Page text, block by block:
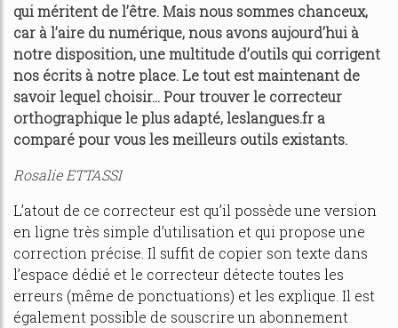
qui méritent de l’être. Mais nous sommes chanceux,
car à l’aire du numérique, nous avons aujourd’hui à
notre disposition, une multitude d’outils qui corrigent
nos écrits à notre place. Le tout est maintenant de
savoir lequel choisir… Pour trouver le correcteur
orthographique le plus adapté, leslangues.fr a
comparé pour vous les meilleurs outils existants.
Rosalie ETTASSI
L’atout de ce correcteur est qu’il possède une version
en ligne très simple d’utilisation et qui propose une
correction précise. Il suffit de copier son texte dans
l’espace dédié et le correcteur détecte toutes les
erreurs (même de ponctuations) et les explique. Il est
également possible de souscrire un abonnement